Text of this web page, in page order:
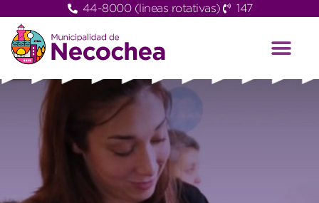
44-8000 (lineas rotativas) 147